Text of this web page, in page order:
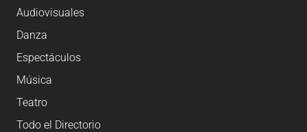
Audiovisuales
Danza
Espectáculos
Música
Teatro
Todo el Directorio